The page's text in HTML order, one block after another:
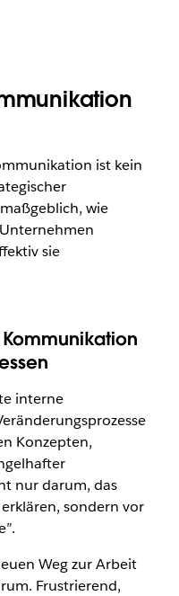
ist kein
wie
sie
interne
Konzepten,
nur darum, das
sondern vor
Weg zur Arbeit
Frustrierend,